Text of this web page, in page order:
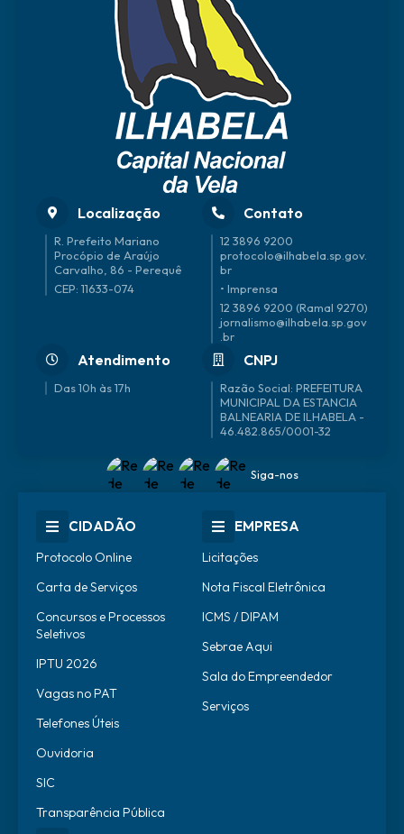
Localização
R. Prefeito Mariano
Procópio de Araújo
Carvalho, 86 - Perequê
CEP: 11633-074
Contato
12 3896 9200
protocolo@ilhabela.sp.gov.
br
• Imprensa
12 3896 9200 (Ramal 9270)
jornalismo@ilhabela.sp.gov
.br
Atendimento
Das 10h às 17h
CNPJ
46.482.865/0001-32
Siga-nos
CIDADÃO
Protocolo Online
Carta de Serviços
Concursos e Processos
Seletivos
IPTU 2026
Vagas no PAT
Telefones Úteis
Ouvidoria
SIC
Transparência Pública
EMPRESA
Licitações
Nota Fiscal Eletrônica
ICMS / DIPAM
Sebrae Aqui
Sala do Empreendedor
Serviços